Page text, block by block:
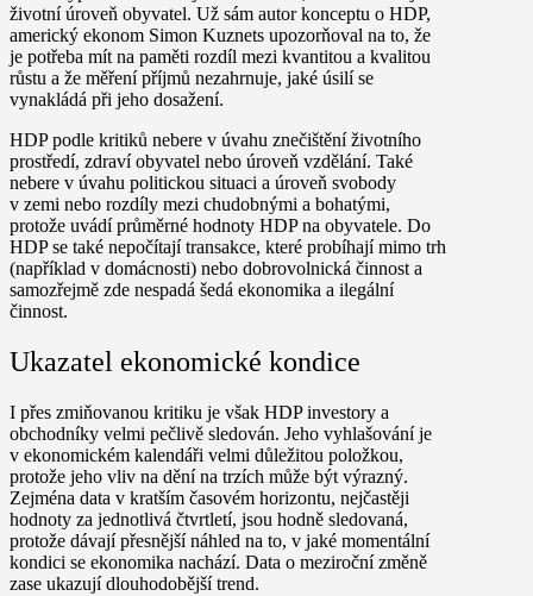
životní úroveň obyvatel. Už sám autor konceptu o HDP,
americký ekonom Simon Kuznets upozorňoval na to, že
je potřeba mít na paměti rozdíl mezi kvantitou a kvalitou
růstu a že měření příjmů nezahrnuje, jaké úsilí se
vynakládá při jeho dosažení.
HDP podle kritiků nebere v úvahu znečištění životního
prostředí, zdraví obyvatel nebo úroveň vzdělání. Také
nebere v úvahu politickou situaci a úroveň svobody
v zemi nebo rozdíly mezi chudobnými a bohatými,
protože uvádí průměrné hodnoty HDP na obyvatele. Do
HDP se také nepočítají transakce, které probíhají mimo trh
(například v domácnosti) nebo dobrovolnická činnost a
samozřejmě zde nespadá šedá ekonomika a ilegální
činnost.
Ukazatel ekonomické kondice
I přes zmiňovanou kritiku je však HDP investory a
obchodníky velmi pečlivě sledován. Jeho vyhlašování je
v ekonomickém kalendáři velmi důležitou položkou,
protože jeho vliv na dění na trzích může být výrazný.
Zejména data v kratším časovém horizontu, nejčastěji
hodnoty za jednotlivá čtvrtletí, jsou hodně sledovaná,
protože dávají přesnější náhled na to, v jaké momentální
kondici se ekonomika nachází. Data o meziroční změně
zase ukazují dlouhodobější trend.